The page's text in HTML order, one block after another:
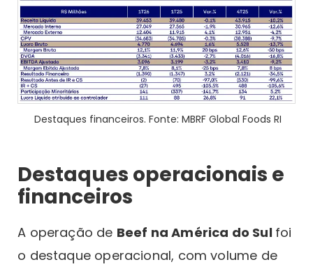
Destaques financeiros. Fonte: MBRF Global Foods RI
Destaques operacionais e
financeiros
A operação de Beef na América do Sul foi
o destaque operacional, com volume de